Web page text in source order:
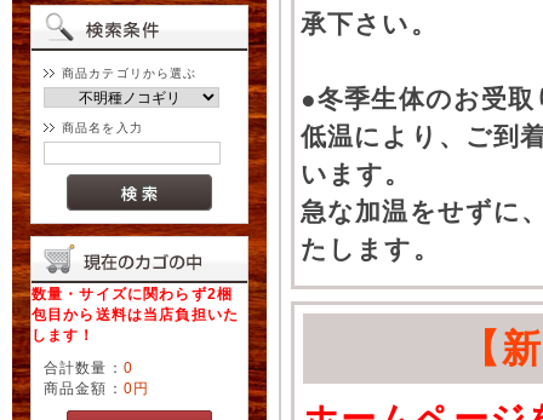
商品カテゴリから選ぶ
商品名を入力
数量・サイズに関わらず2梱
包目から送料は当店負担いた
します！
合計数量： 0
商品金額： 0円
承下さい。
●冬季生体のお受
低温により、ご到
います。
急な加温をせずに
たします。
【